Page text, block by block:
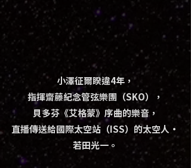
小澤征爾睽違4年，
指揮齋藤紀念管弦樂團（SKO），
貝多芬《艾格蒙》序曲的樂音，
直播傳送給國際太空站（ISS）的太空人·
若田光一。